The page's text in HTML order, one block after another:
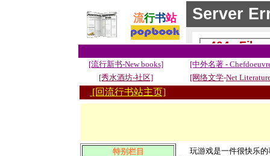
流行书站
[流行新书-New books]
[中外名著 -
[秀水酒坊-社区]
[网络文学-Net
[回流行书站主页]
特别 栏目
玩游戏是一件很快乐